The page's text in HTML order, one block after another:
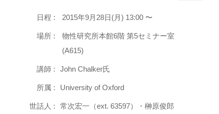
日程 : 2015年9月28日(月) 13:00 〜
場所 :
物性研究所本館6階 第5セミナー室
(A615)
講師 : John Chalker氏
所属 : University of Oxford
世話人 :
常次宏一（ext. 63597）・榊原俊郎